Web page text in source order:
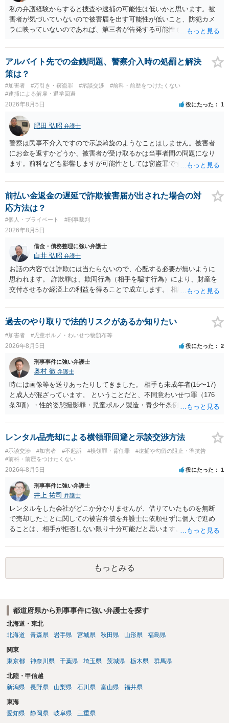
私の弁護経験からすると捜査や逮捕の可能性は低いかと思います。被
害者が気づいていないので被害届を出す可能性が低いこと、防犯カメ
ラに映っていないのであれば、第三者が告発する可能性も低いこと、
座る女性を盗撮(全体像写真1枚と5秒程度の動画)してしまいました。下
着や胸など強調したものではありません。」とありますが、少なくと
も捜査段階では性的姿態等撮影罪の被疑事実で逮捕勾留されるケース
が私の弁護経験では多くなった印象です（最終的には不起訴ないし各
都道府県の迷惑防止条例違反になることもあります）。2度としないこ
とをお勧めいたします。ご参考にしてください。
アルバイト先での金銭問題、警察介入時の処罰と解決
策は？
#加害者 #万引き・窃盗罪 #示談交渉
#前科・前歴をつけたくない
#逮捕による解雇・退学回避
2026年8月5日 役にたった 1
肥田 弘昭 弁護士
警察は民事不介入ですので示談斡旋のようなことはしません。被害者
にお金を返すかどうか、被害者が受け取るかは当事者間の問題になり
ます。前科なども影響しますが可能性としては窃盗罪ですので、逮捕
前払い金返金の遅延で詐欺被害届が出された場合の対
応方法は？
#個人・プライベート #刑事裁判
2026年8月5日
借金・債務整理に強い弁護士
白井 弘昭 弁護士
お話の内容では詐欺には当たらないので、心配する必要が無いように
思われます。 詐欺罪は、欺罔行為（相手を騙す行為）により、財産を
交付させるか経済上の利益を得ることで成立します。 相談者さんは、
ので、詐欺罪の実行行為性が無く罪に問うことはできません。 おそら
く、相手が真実を話せば警察も取り合わないと思いますが、虚偽の内
容を述べた場合は、捜査はあるかもしれません。 ただし、捜査におい
て、真実を説明すれば、「ちゃんと返しなさいよ」程度の注意で済む
ことだと思われます。 また、返せるお金が無いのであれば、返せない
のは致し方ありません。真摯に分割して支払うことを相手に告げてい
くのみでしょう。 以上、ご参考まで。
過去のやり取りで法的リスクがあるか知りたい
#加害者 #児童ポルノ・わいせつ物頒布等
2026年8月5日 役にたった 2
刑事事件に強い弁護士
奥村 徹 弁護士
時には画像等を送りあったりしてきました。 相手も未成年者(15〜17)
と成人が混ざっています。 ということだと、不同意わいせつ罪（176
条3項）・性的姿態撮影罪・児童ポルノ製造・青少年条例違反（わいせ
で、警察にバレれば、それなりの捜査を受けるでしょう。
レンタル品売却による横領罪回避と示談交渉方法
#示談交渉 #加害者 #不起訴 #横領罪・背任罪
#逮捕や勾留の阻止・準抗告
#前科・前歴をつけたくない
2026年8月5日 役にたった 1
刑事事件に強い弁護士
井上 祐司 弁護士
レンタルをした会社がどこか分かりませんが、借りていたものを無断
で売却したことに関しての被害弁償を弁護士に依頼せずに個人で進め
ることは、相手が拒否しない限り十分可能だと思います。 見積を出し
か）、弁護士に法律相談において助言をもらえば足りるでしょう。
もっとみる
都道府県から刑事事件に強い弁護士を探す
北海道・東北
北海道
青森県 岩手県 宮城県 秋田県 山形県 福島県
関東
東京都
神奈川県 千葉県 埼玉県 茨城県 栃木県 群馬県
北陸・甲信越
新潟県
長野県 山梨県 石川県 富山県 福井県
東海
愛知県
静岡県 岐阜県 三重県